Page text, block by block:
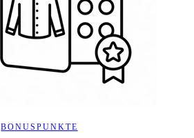
BONUSPUNKTE